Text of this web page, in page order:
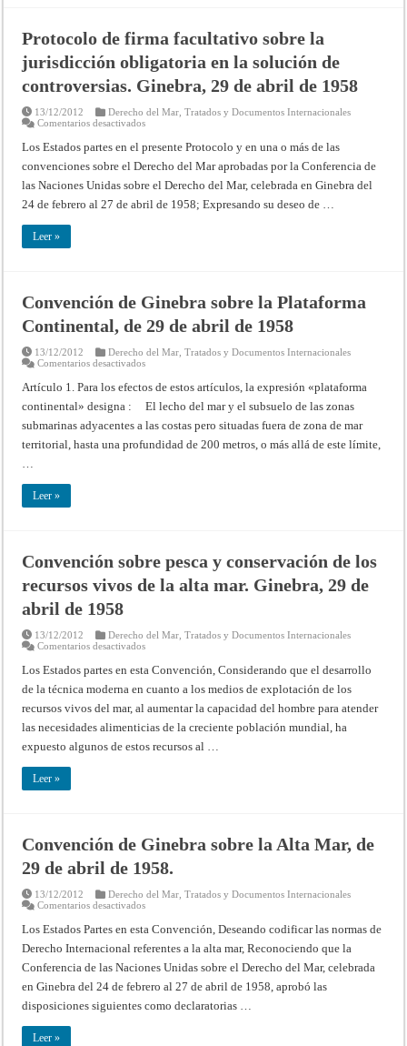
mayo
de
1997
Protocolo de firma facultativo sobre la
jurisdicción obligatoria en la solución de
controversias. Ginebra, 29 de abril de 1958
13/12/2012 Derecho del Mar ,Tratados y Documentos Internacionales
Comentarios desactivadosen
de
firma
facultativo
la
jurisdicción
obligatoria
de
abril
de
1958
Los Estados partes en el presente Protocolo y en una o más de las
convenciones sobre el Derecho del Mar aprobadas por la Conferencia de
las Naciones Unidas sobre el Derecho del Mar, celebrada en Ginebra del
24 de febrero al 27 de abril de 1958; Expresando su deseo de …
Leer »
Convención de Ginebra sobre la Plataforma
Continental, de 29 de abril de 1958
13/12/2012 Derecho del Mar ,Tratados y Documentos Internacionales
Comentarios desactivadosen
de
Ginebra
sobre
Plataforma
Continental,
de
Artículo 1. Para los efectos de estos artículos, la expresión «plataforma
continental» designa : El lecho del mar y el subsuelo de las zonas
submarinas adyacentes a las costas pero situadas fuera de zona de mar
territorial, hasta una profundidad de 200 metros, o más allá de este límite,
Leer »
Convención sobre pesca y conservación de los
recursos vivos de la alta mar. Ginebra, 29 de
abril de 1958
13/12/2012 Derecho del Mar ,Tratados y Documentos Internacionales
Comentarios desactivadosen
sobre
pesca
y
de
los
recursos
vivos
de
de
1958
Los Estados partes en esta Convención, Considerando que el desarrollo
de la técnica moderna en cuanto a los medios de explotación de los
recursos vivos del mar, al aumentar la capacidad del hombre para atender
las necesidades alimenticias de la creciente población mundial, ha
expuesto algunos de estos recursos al …
Leer »
Convención de Ginebra sobre la Alta Mar, de
29 de abril de 1958.
13/12/2012 Derecho del Mar ,Tratados y Documentos Internacionales
Comentarios desactivadosen
de
Ginebra
sobre
Alta
de
29
de
Los Estados Partes en esta Convención, Deseando codificar las normas de
Derecho Internacional referentes a la alta mar, Reconociendo que la
Conferencia de las Naciones Unidas sobre el Derecho del Mar, celebrada
en Ginebra del 24 de febrero al 27 de abril de 1958, aprobó las
disposiciones siguientes como declaratorias …
Leer »